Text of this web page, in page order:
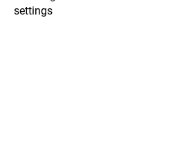
settings